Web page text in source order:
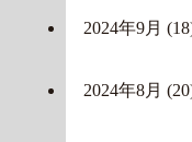
2024年9月
2024年8月